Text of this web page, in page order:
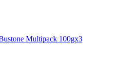
Multipack 100gx3